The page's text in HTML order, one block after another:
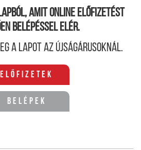
amit online előfizetést
belépéssel elér.
a lapot az újságárusoknál.
Előfizetek
Belépek